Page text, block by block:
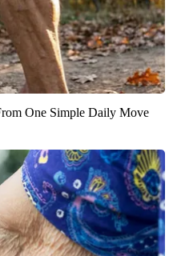
One Simple Daily Move